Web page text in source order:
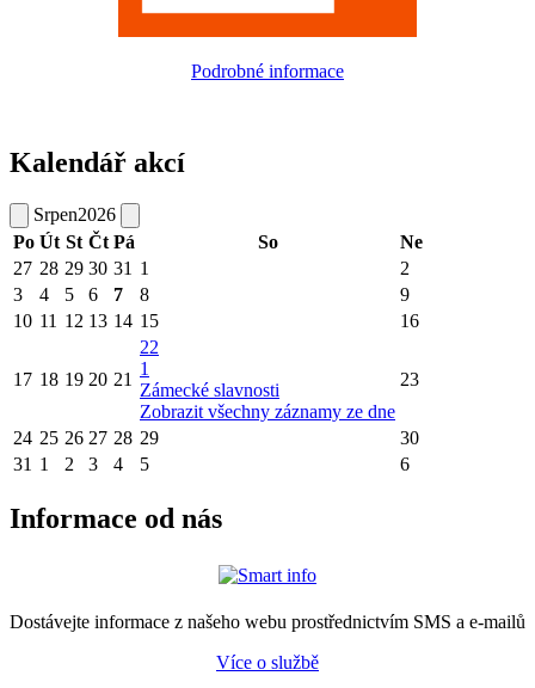
Podrobné informace
Kalendář akcí
Srpen2026
Po Út St Čt Pá So
Ne
27 28 29 30 31 1
2
3
4 5 6 7 8
9
10 11 12 13 14 15 16
17 18 19 20 21
22
1
Zámecké slavnosti
Zobrazit všechny záznamy ze dne
23
24 25 26 27 28 29
30
31 1 2 3 4 5 6
Informace od nás
Dostávejte informace z našeho webu prostřednictvím SMS a e-mailů
Více o službě